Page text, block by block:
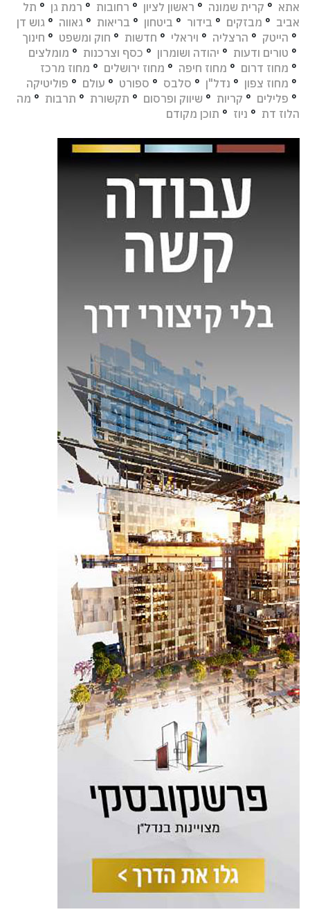
אתא ° קרית שמונה ° ראשון לציון ° רחובות ° רמת גן ° תל
אביב ° מבזקים ° בידור ° ביטחון ° בריאות ° גאווה ° גוש דן
° הייטק ° הרצליה ° ויראלי ° חדשות ° חוק ומשפט ° חינוך
° טורים ודעות ° יהודה ושומרון ° כסף וצרכנות ° מומלצים
° מחוז דרום ° מחוז חיפה ° מחוז ירושלים ° מחוז מרכז
° מחוז צפון ° נדל"ן ° סלבס ° ספורט ° עולם ° פוליטיקה
° פלילים ° קריות ° שיווק ופרסום ° תקשורת ° תרבות ° מה
הלוז דת ° ניוז ° תוכן מקודם